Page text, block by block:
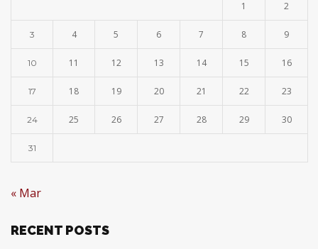
1 2
3 4 5 6 7 8 9
10 11 12 13 14 15 16
17 18 19 20 21 22 23
24 25 26 27 28 29 30
31
« Mar
RECENT POSTS